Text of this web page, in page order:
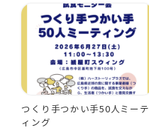
つくり手つかい手50人ミーテ
ィング